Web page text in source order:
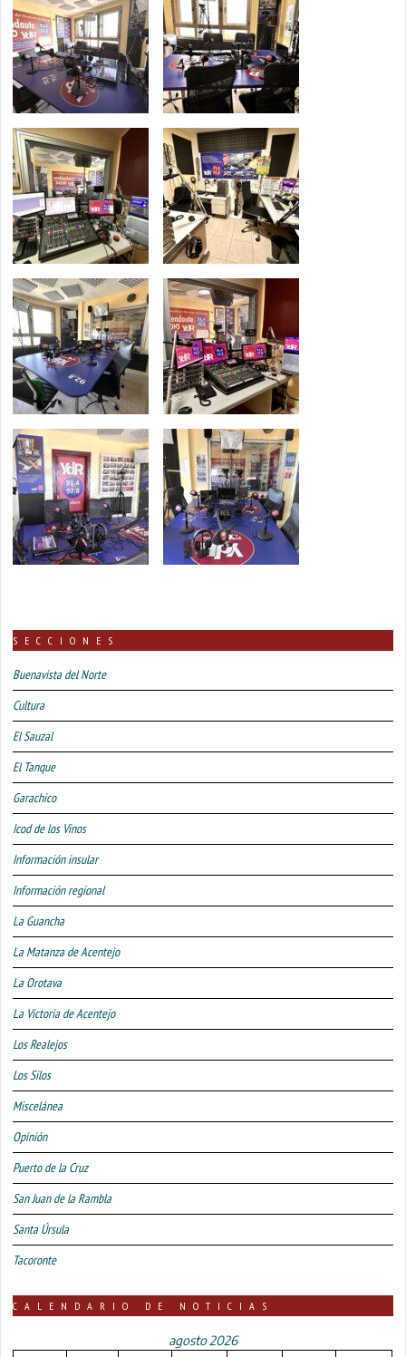
SECCIONES
Buenavista del Norte
Cultura
El Sauzal
El Tanque
Garachico
Icod de los Vinos
Información insular
Información regional
La Guancha
La Matanza de Acentejo
La Orotava
La Victoria de Acentejo
Los Realejos
Los Silos
Miscelánea
Opinión
Puerto de la Cruz
San Juan de la Rambla
Santa Úrsula
Tacoronte
CALENDARIO DE NOTICIAS
agosto 2026